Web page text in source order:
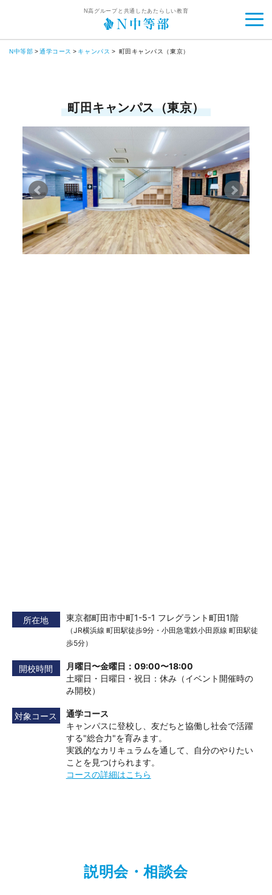
N高グループと共通したあたらしい教育
N中等部 通学コース キャンパス 町田キャンパス（東京）
町田キャンパス（東京）
所在地 東京都町田市中町1-5-1 フレグラント町田1階
（JR横浜線 町田駅徒歩9分・小田急電鉄小田原線 町田駅徒
歩5分）
開校時間
月曜日〜金曜日：09:00〜18:00
土曜日・日曜日・祝日：休み（イベント開催時の
み開校）
対象コース
通学コース
キャンパスに登校し、友だちと協働し社会で活躍
する"総合力"を育みます。
実践的なカリキュラムを通して、自分のやりたい
ことを見つけられます。
コースの詳細はこちら
説明会・相談会